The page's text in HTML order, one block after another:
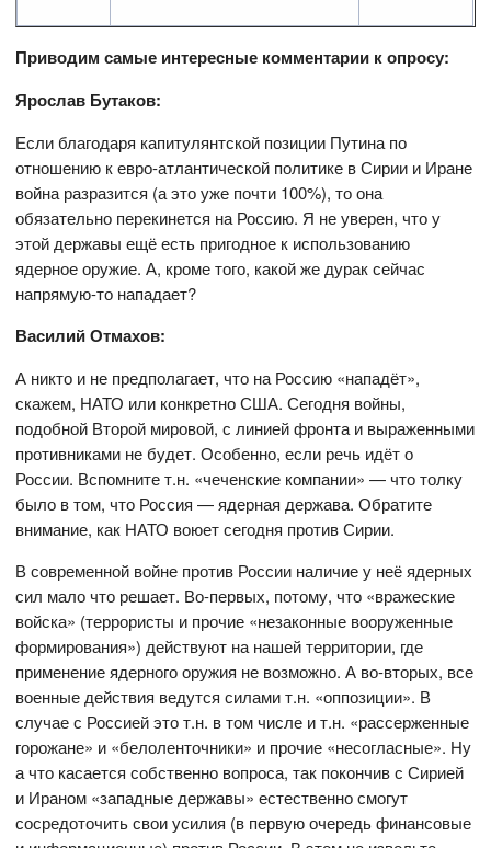
Приводим самые интересные комментарии к опросу:
Ярослав Бутаков:
Если благодаря капитулянтской позиции Путина по
отношению к евро-атлантической политике в Сирии и Иране
война разразится (а это уже почти 100%), то она
обязательно перекинется на Россию. Я не уверен, что у
этой державы ещё есть пригодное к использованию
ядерное оружие. А, кроме того, какой же дурак сейчас
напрямую-то нападает?
Василий Отмахов:
А никто и не предполагает, что на Россию «нападёт»,
скажем, НАТО или конкретно США. Сегодня войны,
подобной Второй мировой, с линией фронта и выраженными
противниками не будет. Особенно, если речь идёт о
России. Вспомните т.н. «чеченские компании» — что толку
было в том, что Россия — ядерная держава. Обратите
внимание, как НАТО воюет сегодня против Сирии.
В современной войне против России наличие у неё ядерных
сил мало что решает. Во-первых, потому, что «вражеские
войска» (террористы и прочие «незаконные вооруженные
формирования») действуют на нашей территории, где
применение ядерного оружия не возможно. А во-вторых, все
военные действия ведутся силами т.н. «оппозиции». В
случае с Россией это т.н. в том числе и т.н. «рассерженные
горожане» и «белоленточники» и прочие «несогласные». Ну
а что касается собственно вопроса, так покончив с Сирией
и Ираном «западные державы» естественно смогут
сосредоточить свои усилия (в первую очередь финансовые